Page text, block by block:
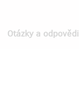
Otázky a odpovědi